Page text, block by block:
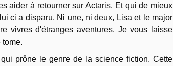
aider à retourner sur Actaris. Et qui de mieux
ci a disparu. Ni une, ni deux, Lisa et le major
vivres d'étranges aventures. Je vous laisse
prône le genre de la science fiction. Cette